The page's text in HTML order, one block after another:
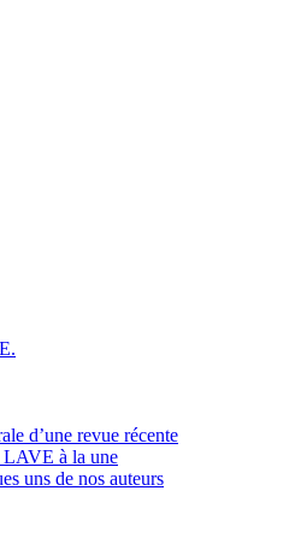
d’une revue récente
LAVE à la une
uns de nos auteurs